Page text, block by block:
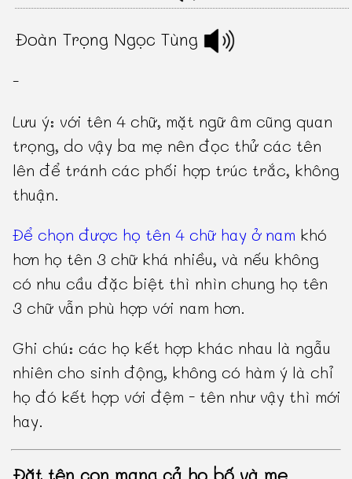
Đoàn Trọng Ngọc Tùng
-
Lưu ý: với tên 4 chữ, mặt ngữ âm cũng quan
trọng, do vậy ba mẹ nên đọc thử các tên
lên để tránh các phối hợp trúc trắc, không
thuận.
Để chọn được họ tên 4 chữ hay ở nam khó
hơn họ tên 3 chữ khá nhiều, và nếu không
có nhu cầu đặc biệt thì nhìn chung họ tên
3 chữ vẫn phù hợp với nam hơn.
Ghi chú: các họ kết hợp khác nhau là ngẫu
nhiên cho sinh động, không có hàm ý là chỉ
họ đó kết hợp với đệm - tên như vậy thì mới
hay.